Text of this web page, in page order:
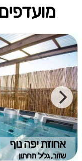
מועדפים
אחוזת יפה נוף
שזור, גליל תחתון